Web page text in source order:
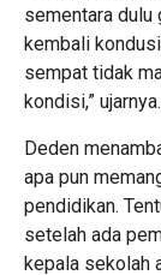
sementara dulu
kembali
sempat tidak
kondisi,” ujarnya.
Deden
apa pun
pendidikan.
setelah ada
kepala sekolah